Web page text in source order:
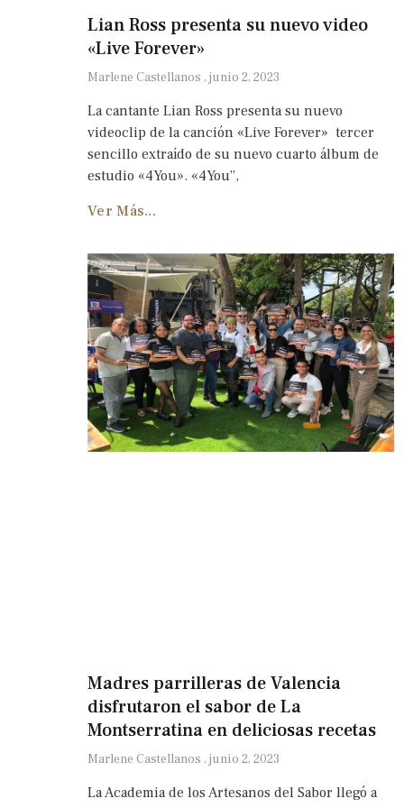
Lian Ross presenta su nuevo video
«Live Forever»
Marlene Castellanos junio 2, 2023
La cantante Lian Ross presenta su nuevo
videoclip de la canción «Live Forever» tercer
sencillo extraído de su nuevo cuarto álbum de
estudio «4You». «4You”,
Ver Más...
Madres parrilleras de Valencia
disfrutaron el sabor de La
Montserratina en deliciosas recetas
Marlene Castellanos junio 2, 2023
La Academia de los Artesanos del Sabor llegó a